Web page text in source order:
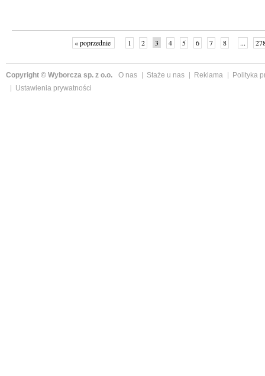
« poprzednie 1 2 3 4 5 6 7 8 ...
Copyright © Wyborcza sp. z o.o. O nas Staże u nas Reklama
Polityka
Ustawienia prywatności